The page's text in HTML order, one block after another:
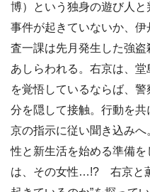
博）という独身の遊び人
事件が起きていないか、
査一課は先月発生した強
あしらわれる。右京は、
を覚悟しているならば、
分を隠して接触。行動を
京の指示に従い聞き込み
性と新生活を始める準備
は、その女性…!? 右京と